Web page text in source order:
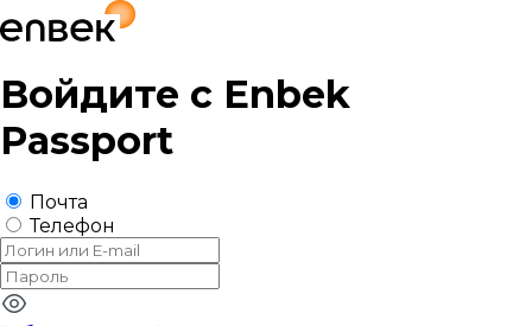
Войдите с Enbek
Passport
Почта
Телефон